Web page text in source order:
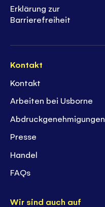
Erklärung zur
Barrierefreiheit
Kontakt
Kontakt
Arbeiten bei Usborne
Abdruckgenehmigungen
Presse
Handel
FAQs
Wir sind auch auf